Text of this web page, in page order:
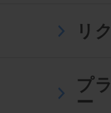
リ
プ
ー